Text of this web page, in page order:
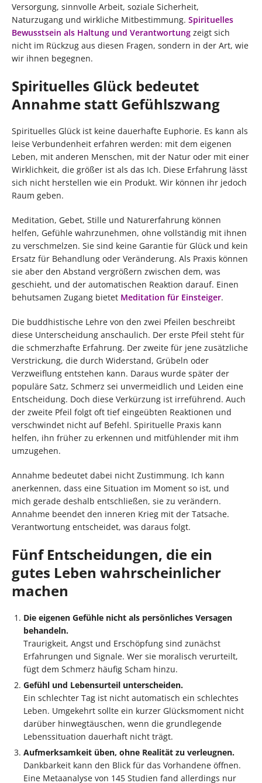
Versorgung, sinnvolle Arbeit, soziale Sicherheit,
Naturzugang und wirkliche Mitbestimmung. Spirituelles
Bewusstsein als Haltung und Verantwortung zeigt sich
nicht im Rückzug aus diesen Fragen, sondern in der Art, wie
wir ihnen begegnen.
Spirituelles Glück bedeutet
Annahme statt Gefühlszwang
Spirituelles Glück ist keine dauerhafte Euphorie. Es kann als
leise Verbundenheit erfahren werden: mit dem eigenen
Leben, mit anderen Menschen, mit der Natur oder mit einer
Wirklichkeit, die größer ist als das Ich. Diese Erfahrung lässt
sich nicht herstellen wie ein Produkt. Wir können ihr jedoch
Raum geben.
Meditation, Gebet, Stille und Naturerfahrung können
helfen, Gefühle wahrzunehmen, ohne vollständig mit ihnen
zu verschmelzen. Sie sind keine Garantie für Glück und kein
Ersatz für Behandlung oder Veränderung. Als Praxis können
sie aber den Abstand vergrößern zwischen dem, was
geschieht, und der automatischen Reaktion darauf. Einen
behutsamen Zugang bietet Meditation für Einsteiger.
Die buddhistische Lehre von den zwei Pfeilen beschreibt
diese Unterscheidung anschaulich. Der erste Pfeil steht für
die schmerzhafte Erfahrung. Der zweite für jene zusätzliche
Verstrickung, die durch Widerstand, Grübeln oder
Verzweiflung entstehen kann. Daraus wurde später der
populäre Satz, Schmerz sei unvermeidlich und Leiden eine
Entscheidung. Doch diese Verkürzung ist irreführend. Auch
der zweite Pfeil folgt oft tief eingeübten Reaktionen und
verschwindet nicht auf Befehl. Spirituelle Praxis kann
helfen, ihn früher zu erkennen und mitfühlender mit ihm
umzugehen.
Annahme bedeutet dabei nicht Zustimmung. Ich kann
anerkennen, dass eine Situation im Moment so ist, und
mich gerade deshalb entschließen, sie zu verändern.
Annahme beendet den inneren Krieg mit der Tatsache.
Verantwortung entscheidet, was daraus folgt.
Fünf Entscheidungen, die ein
gutes Leben wahrscheinlicher
machen
Die eigenen Gefühle nicht als persönliches Versagen
behandeln.
Traurigkeit, Angst und Erschöpfung sind zunächst
Erfahrungen und Signale. Wer sie moralisch verurteilt,
fügt dem Schmerz häufig Scham hinzu.
Gefühl und Lebensurteil unterscheiden.
Ein schlechter Tag ist nicht automatisch ein schlechtes
Leben. Umgekehrt sollte ein kurzer Glücksmoment nicht
darüber hinwegtäuschen, wenn die grundlegende
Lebenssituation dauerhaft nicht trägt.
Aufmerksamkeit üben, ohne Realität zu verleugnen.
Dankbarkeit kann den Blick für das Vorhandene öffnen.
Eine Metaanalyse von 145 Studien fand allerdings nur